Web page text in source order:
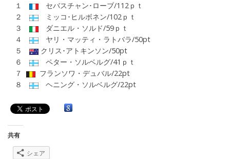
１
セバスチャン･ローブ/112ｐｔ
２
ミッコ･ヒルボネン/102ｐｔ
３
ダニエル・ソルド/59ｐｔ
４
ヤリ・マッティ・ラトバラ/50pt
５
クリス･アトキンソン/50pt
６
ペター・ソルベルグ/41ｐｔ
７
フランソワ・デュバル/22pt
８
ヘニング・ソルベルグ/22pt
共有
シェア